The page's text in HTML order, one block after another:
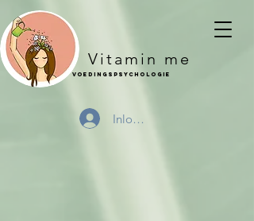
Vitamin me
Voedingspsychologie
Inloggen